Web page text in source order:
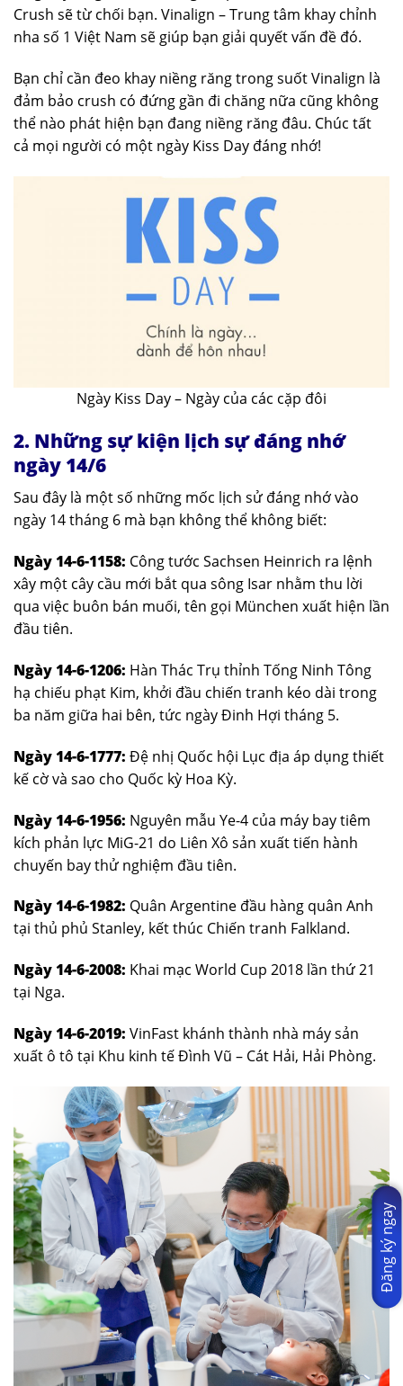
Crush sẽ từ chối bạn. Vinalign – Trung tâm khay chỉnh
nha số 1 Việt Nam sẽ giúp bạn giải quyết vấn đề đó.
Bạn chỉ cần đeo khay niềng răng trong suốt Vinalign là
đảm bảo crush có đứng gần đi chăng nữa cũng không
thể nào phát hiện bạn đang niềng răng đâu. Chúc tất
cả mọi người có một ngày Kiss Day đáng nhớ!
Ngày Kiss Day – Ngày của các cặp đôi
2. Những sự kiện lịch sự đáng nhớ
ngày 14/6
Sau đây là một số những mốc lịch sử đáng nhớ vào
ngày 14 tháng 6 mà bạn không thể không biết:
Ngày 14-6-1158: Công tước Sachsen Heinrich ra lệnh
xây một cây cầu mới bắt qua sông Isar nhằm thu lời
qua việc buôn bán muối, tên gọi München xuất hiện lần
đầu tiên.
Ngày 14-6-1206: Hàn Thác Trụ thỉnh Tống Ninh Tông
hạ chiếu phạt Kim, khởi đầu chiến tranh kéo dài trong
ba năm giữa hai bên, tức ngày Đinh Hợi tháng 5.
Ngày 14-6-1777: Đệ nhị Quốc hội Lục địa áp dụng thiết
kế cờ và sao cho Quốc kỳ Hoa Kỳ.
Ngày 14-6-1956: Nguyên mẫu Ye-4 của máy bay tiêm
kích phản lực MiG-21 do Liên Xô sản xuất tiến hành
chuyến bay thử nghiệm đầu tiên.
Ngày 14-6-1982: Quân Argentine đầu hàng quân Anh
tại thủ phủ Stanley, kết thúc Chiến tranh Falkland.
Ngày 14-6-2008: Khai mạc World Cup 2018 lần thứ 21
tại Nga.
Ngày 14-6-2019: VinFast khánh thành nhà máy sản
xuất ô tô tại Khu kinh tế Đình Vũ – Cát Hải, Hải Phòng.
Đăng ký ngay